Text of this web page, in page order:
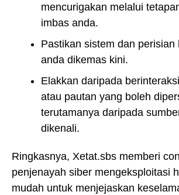
mencurigakan melalui
imbas anda.
Pastikan sistem dan perisian
anda dikemas kini.
Elakkan daripada
atau pautan yang boleh
terutamanya daripada
dikenali.
Ringkasnya, Xetat.sbs memberi
penjenayah siber mengeksploitasi
mudah untuk menjejaskan